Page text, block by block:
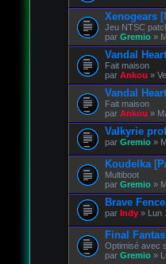
Xenogears
Jeu NTSC
par Gremio»
Vandal
Fait maison
par Ankou »
Vandal
Fait maison
par Ankou »
Valkyrie
par Gremio»
Koudelka
Multiboot
par Gremio»
Brave
par Indy» Lun
Final
Optimisé avec
par Gremio»